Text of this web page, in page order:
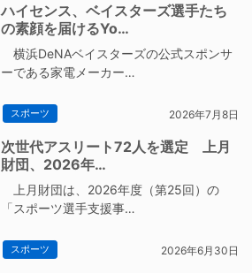
ハイセンス、ベイスターズ選手たち
の素顔を届けるYo…
横浜DeNAベイスターズの公式スポンサ
ーである家電メーカー…
スポーツ 2026年7月8日
次世代アスリート72人を選定 上月
財団、2026年…
上月財団は、2026年度（第25回）の
「スポーツ選手支援事…
スポーツ 2026年6月30日